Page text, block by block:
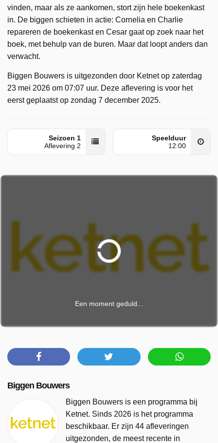
vinden, maar als ze aankomen, stort zijn hele boekenkast
in. De biggen schieten in actie: Cornelia en Charlie
repareren de boekenkast en Cesar gaat op zoek naar het
boek, met behulp van de buren. Maar dat loopt anders dan
verwacht.
Biggen Bouwers is uitgezonden door Ketnet op zaterdag
23 mei 2026 om 07:07 uur. Deze aflevering is voor het
eerst geplaatst op zondag 7 december 2025.
Seizoen 1
Aflevering 2
Speelduur
12:00
Een moment geduld...
Biggen Bouwers
Biggen Bouwers is een programma bij
Ketnet. Sinds 2026 is het programma
beschikbaar. Er zijn 44 afleveringen
uitgezonden, de meest recente in